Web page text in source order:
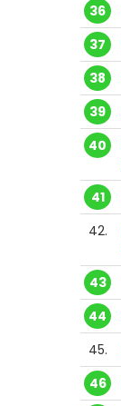
36
37
38
39
40
41
42.
43
44
45.
46